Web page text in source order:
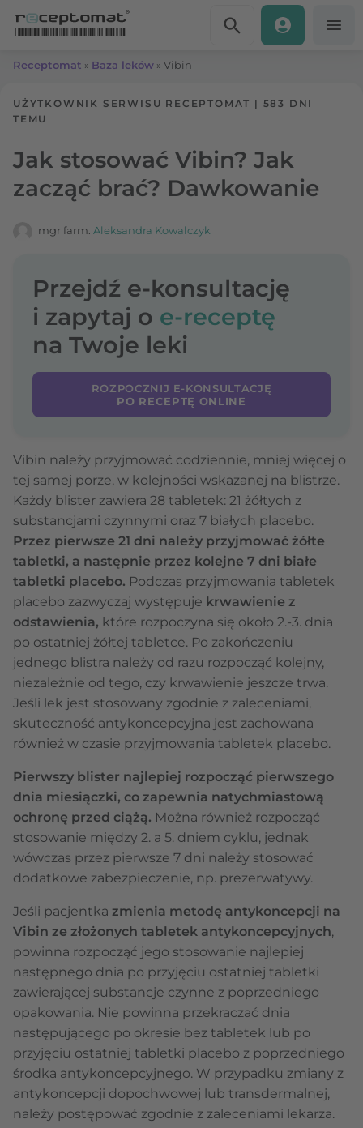
Receptomat » Baza leków » Vibin
UŻYTKOWNIK SERWISU RECEPTOMAT | 583 DNI
TEMU
Jak stosować Vibin? Jak
zacząć brać? Dawkowanie
mgr farm. Aleksandra Kowalczyk
Przejdź e-konsultację
i zapytaj o e-receptę
na Twoje leki
ROZPOCZNIJ E-KONSULTACJĘ
PO RECEPTĘ ONLINE
Vibin należy przyjmować codziennie, mniej więcej o
tej samej porze, w kolejności wskazanej na blistrze.
Każdy blister zawiera 28 tabletek: 21 żółtych z
substancjami czynnymi oraz 7 białych placebo.
Przez pierwsze 21 dni należy przyjmować żółte
tabletki, a następnie przez kolejne 7 dni białe
tabletki placebo. Podczas przyjmowania tabletek
placebo zazwyczaj występuje krwawienie z
odstawienia, które rozpoczyna się około 2.-3. dnia
po ostatniej żółtej tabletce. Po zakończeniu
jednego blistra należy od razu rozpocząć kolejny,
niezależnie od tego, czy krwawienie jeszcze trwa.
Jeśli lek jest stosowany zgodnie z zaleceniami,
skuteczność antykoncepcyjna jest zachowana
również w czasie przyjmowania tabletek placebo.
Pierwszy blister najlepiej rozpocząć pierwszego
dnia miesiączki, co zapewnia natychmiastową
ochronę przed ciążą. Można również rozpocząć
stosowanie między 2. a 5. dniem cyklu, jednak
wówczas przez pierwsze 7 dni należy stosować
dodatkowe zabezpieczenie, np. prezerwatywy.
Jeśli pacjentka zmienia metodę antykoncepcji na
Vibin ze złożonych tabletek antykoncepcyjnych,
powinna rozpocząć jego stosowanie najlepiej
następnego dnia po przyjęciu ostatniej tabletki
zawierającej substancje czynne z poprzedniego
opakowania. Nie powinna przekraczać dnia
następującego po okresie bez tabletek lub po
przyjęciu ostatniej tabletki placebo z poprzedniego
środka antykoncepcyjnego. W przypadku zmiany z
antykoncepcji dopochwowej lub transdermalnej,
należy postępować zgodnie z zaleceniami lekarza.